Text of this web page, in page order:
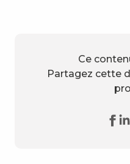
Ce
Partagez cette